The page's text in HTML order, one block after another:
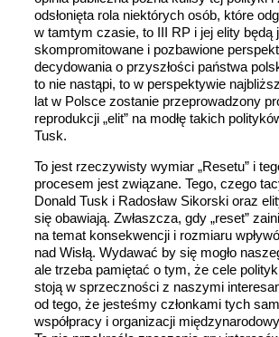
odsłonięta rola niektórych osób, które
w tamtym czasie, to III RP i jej elity będą
skompromitowane i pozbawione
decydowania o przyszłości państwa
to nie nastąpi, to w perspektywie
lat w Polsce zostanie przeprowadzony
reprodukcji „elit” na modłę takich
Tusk.
To jest rzeczywisty wymiar „Resetu” i
procesem jest związane. Tego, czego
Donald Tusk i Radosław Sikorski oraz
się obawiają. Zwłaszcza, gdy „reset”
na temat konsekwencji i rozmiaru
nad Wisłą. Wydawać by się mogło
ale trzeba pamiętać o tym, że cele
stoją w sprzeczności z naszymi
od tego, że jesteśmy członkami tych
współpracy i organizacji